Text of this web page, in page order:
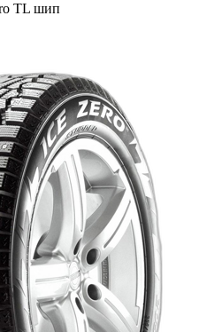
TL шип